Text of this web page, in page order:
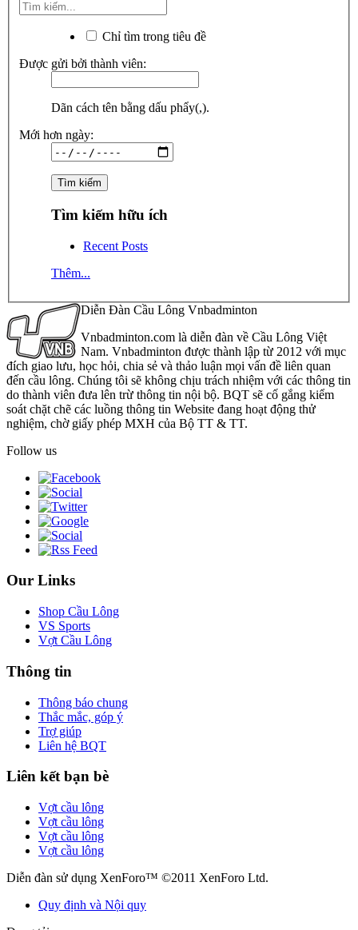
Chỉ tìm trong tiêu đề
Được gửi bởi thành viên:
Dãn cách tên bằng dấu phẩy(,).
Mới hơn ngày:
Tìm kiếm hữu ích
Recent Posts
Thêm...
Diễn Đàn Cầu Lông Vnbadminton
Vnbadminton.com là diễn đàn về Cầu Lông Việt
Nam. Vnbadminton được thành lập từ 2012 với mục
đích giao lưu, học hỏi, chia sẻ và thảo luận mọi vấn đề liên quan
đến cầu lông. Chúng tôi sẽ không chịu trách nhiệm với các thông tin
do thành viên đưa lên trừ thông tin nội bộ. BQT sẽ cố gắng kiểm
soát chặt chẽ các luồng thông tin Website đang hoạt động thử
nghiệm, chờ giấy phép MXH của Bộ TT & TT.
Follow us
Our Links
Shop Cầu Lông
VS Sports
Vợt Cầu Lông
Thông tin
Thông báo chung
Thắc mắc, góp ý
Trợ giúp
Liên hệ BQT
Liên kết bạn bè
Vợt cầu lông
Vợt cầu lông
Vợt cầu lông
Vợt cầu lông
Diễn đàn sử dụng XenForo™ ©2011 XenForo Ltd.
Quy định và Nội quy